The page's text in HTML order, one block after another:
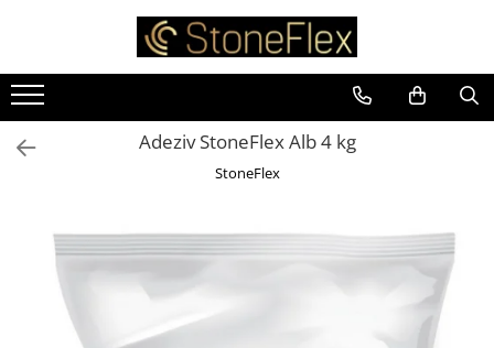
Adeziv StoneFlex Alb 4 kg
StoneFlex